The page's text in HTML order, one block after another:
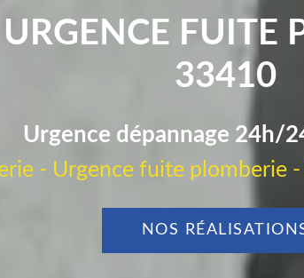
URGENCE FUITE
33410
Urgence dépannage 24h/
- Urgence fuite plomberie
NOS